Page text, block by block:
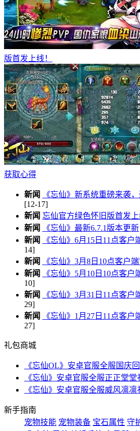
版首发上线！
获取心得
新闻
《忘仙》新系统重磅来袭
[12-17]
新闻 忘仙官方绿色怀旧版首发上
新闻
《忘仙》最新6.7.1版本更新
新闻
《忘仙》6月15日11点客户
14]
新闻
《忘仙》3月8日10点客户
新闻
《忘仙》5月10日10点客户
10]
新闻
《忘仙》3月31日11点客户
29]
新闻
《忘仙》1月27日11点客户
27]
礼包商城
《忘仙OL》安卓官服全服国庆
《忘仙》安卓官服全服正正堂堂
《忘仙》安卓官服全服威风凛凛
新手指南
宠物技能 宠物装备 宝石属性 守